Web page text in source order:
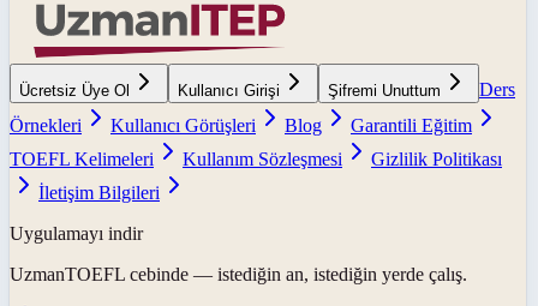
Ücretsiz Üye Ol Kullanıcı Girişi Şifremi Unuttum
Ders
Örnekleri
Kullanıcı Görüşleri Blog
Garantili Eğitim
TOEFL Kelimeleri
Kullanım Sözleşmesi
Gizlilik Politikası
İletişim Bilgileri
Uygulamayı indir
UzmanTOEFL cebinde — istediğin an, istediğin yerde çalış.